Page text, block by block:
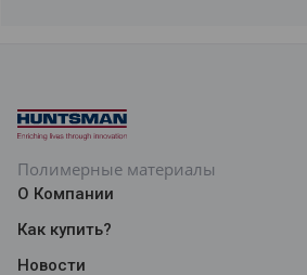
Полимерные материалы
О Компании
Как купить?
Новости